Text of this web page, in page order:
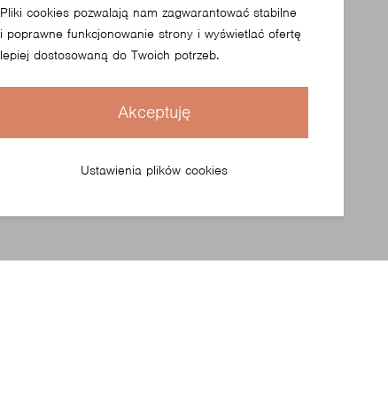
Zobacz kolekcję Standard Folding Table
Pliki cookies pozwalają nam zagwarantować stabilne
i poprawne funkcjonowanie strony i wyświetlać ofertę
lepiej dostosowaną do Twoich potrzeb.
Akceptuję
Ustawienia plików cookies